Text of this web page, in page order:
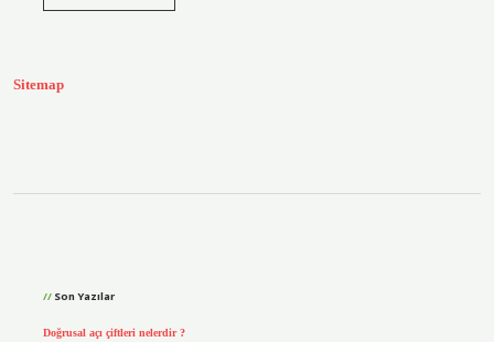
Sitemap
Son Yazılar
Doğrusal açı çiftleri nelerdir ?